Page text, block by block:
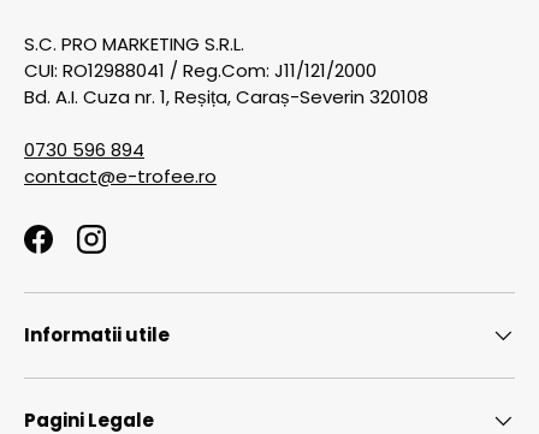
S.C. PRO MARKETING S.R.L.
CUI: RO12988041 / Reg.Com: J11/121/2000
Bd. A.I. Cuza nr. 1, Reșița, Caraș-Severin 320108
0730 596 894
contact@e-trofee.ro
FacebookInstagram
Informatii utile
Pagini Legale